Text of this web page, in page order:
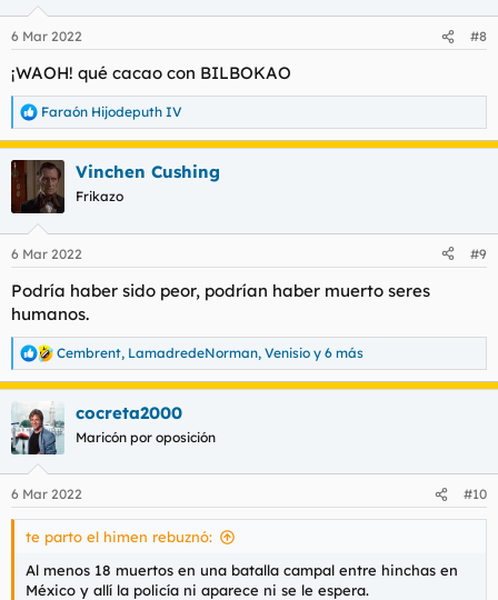
e
:
6 Mar 2022 #8
¡WAOH! qué cacao con BILBOKAO
R
e
a
c
c
i
e
:
Faraón Hijodeputh IV
Vinchen Cushing
Frikazo
6 Mar 2022 #9
Podría haber sido peor, podrían haber muerto seres
humanos.
R
e
a
c
c
i
e
s
Cembrent, LamadredeNorman, Venisio y 6 más
cocreta2000
Maricón por oposición
6 Mar 2022 #10
te parto el himen rebuznó:
Al menos 18 muertos en una batalla campal entre hinchas en
México y allí la policía ni aparece ni se le espera.